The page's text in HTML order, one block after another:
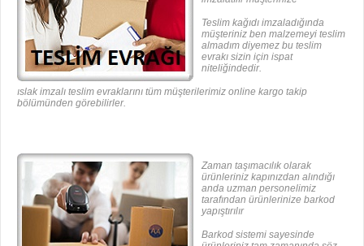
Teslim kağıdı imzaladığında
müşteriniz ben malzemeyi teslim
almadım diyemez bu teslim
evrakı sizin için ispat
niteliğindedir.
ıslak imzalı teslim evraklarını tüm müşterilerimiz online kargo takip
bölümünden görebilirler.
Zaman taşımacılık olarak
ürünleriniz kapınızdan alındığı
anda uzman personelimiz
tarafından ürünlerinize barkod
yapıştırılır
Barkod sistemi sayesinde